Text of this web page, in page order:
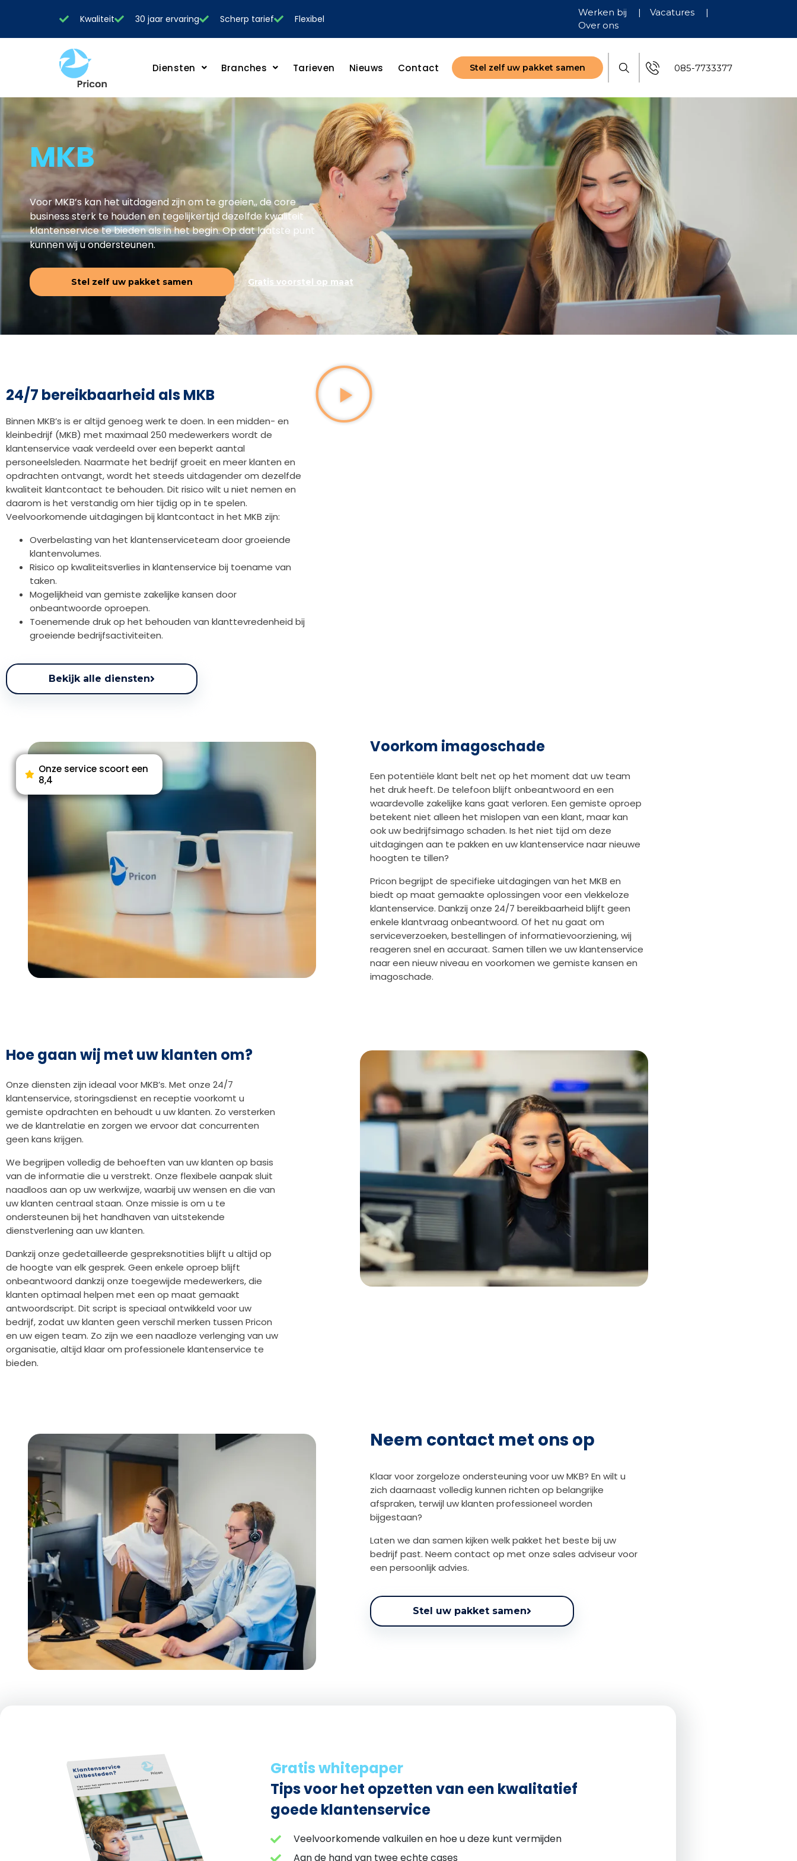
Kwaliteit 30 jaar ervaring Scherp tarief Flexibel
Werken bij | Vacatures
|
Over ons
Diensten Branches Tarieven Nieuws Contact Stel zelf uw pakket samen 085-7733377
MKB
Voor MKB’s kan het uitdagend zijn om te groeien,, de core
business sterk te houden en tegelijkertijd dezelfde kwaliteit
klantenservice te bieden als in het begin. Op dat laatste punt
kunnen wij u ondersteunen.
Stel zelf uw pakket samen Gratis voorstel op maat
24/7 bereikbaarheid als MKB
Binnen MKB’s is er altijd genoeg werk te doen. In een midden- en
kleinbedrijf (MKB) met maximaal 250 medewerkers wordt de
klantenservice vaak verdeeld over een beperkt aantal
personeelsleden. Naarmate het bedrijf groeit en meer klanten en
opdrachten ontvangt, wordt het steeds uitdagender om dezelfde
kwaliteit klantcontact te behouden. Dit risico wilt u niet nemen en
daarom is het verstandig om hier tijdig op in te spelen.
Veelvoorkomende uitdagingen bij klantcontact in het MKB zijn:
Overbelasting van het klantenserviceteam door groeiende
klantenvolumes.
Risico op kwaliteitsverlies in klantenservice bij toename van
taken.
Mogelijkheid van gemiste zakelijke kansen door
onbeantwoorde oproepen.
Toenemende druk op het behouden van klanttevredenheid bij
groeiende bedrijfsactiviteiten.
Bekijk alle diensten
Onze service scoort een
8,4
Voorkom imagoschade
Een potentiële klant belt net op het moment dat uw team
het druk heeft. De telefoon blijft onbeantwoord en een
waardevolle zakelijke kans gaat verloren. Een gemiste oproep
betekent niet alleen het mislopen van een klant, maar kan
ook uw bedrijfsimago schaden. Is het niet tijd om deze
uitdagingen aan te pakken en uw klantenservice naar nieuwe
hoogten te tillen?
Pricon begrijpt de specifieke uitdagingen van het MKB en
biedt op maat gemaakte oplossingen voor een vlekkeloze
klantenservice. Dankzij onze 24/7 bereikbaarheid blijft geen
enkele klantvraag onbeantwoord. Of het nu gaat om
serviceverzoeken, bestellingen of informatievoorziening, wij
reageren snel en accuraat. Samen tillen we uw klantenservice
naar een nieuw niveau en voorkomen we gemiste kansen en
imagoschade.
Hoe gaan wij met uw klanten om?
Onze diensten zijn ideaal voor MKB’s. Met onze 24/7
klantenservice, storingsdienst en receptie voorkomt u
gemiste opdrachten en behoudt u uw klanten. Zo versterken
we de klantrelatie en zorgen we ervoor dat concurrenten
geen kans krijgen.
We begrijpen volledig de behoeften van uw klanten op basis
van de informatie die u verstrekt. Onze flexibele aanpak sluit
naadloos aan op uw werkwijze, waarbij uw wensen en die van
uw klanten centraal staan. Onze missie is om u te
ondersteunen bij het handhaven van uitstekende
dienstverlening aan uw klanten.
Dankzij onze gedetailleerde gespreksnotities blijft u altijd op
de hoogte van elk gesprek. Geen enkele oproep blijft
onbeantwoord dankzij onze toegewijde medewerkers, die
klanten optimaal helpen met een op maat gemaakt
antwoordscript. Dit script is speciaal ontwikkeld voor uw
bedrijf, zodat uw klanten geen verschil merken tussen Pricon
en uw eigen team. Zo zijn we een naadloze verlenging van uw
organisatie, altijd klaar om professionele klantenservice te
bieden.
Neem contact met ons op
Klaar voor zorgeloze ondersteuning voor uw MKB? En wilt u
zich daarnaast volledig kunnen richten op belangrijke
afspraken, terwijl uw klanten professioneel worden
bijgestaan?
Laten we dan samen kijken welk pakket het beste bij uw
bedrijf past. Neem contact op met onze sales adviseur voor
een persoonlijk advies.
Stel uw pakket samen
Gratis whitepaper
Tips voor het opzetten van een kwalitatief
goede klantenservice
Veelvoorkomende valkuilen en hoe u deze kunt vermijden
Aan de hand van twee echte cases